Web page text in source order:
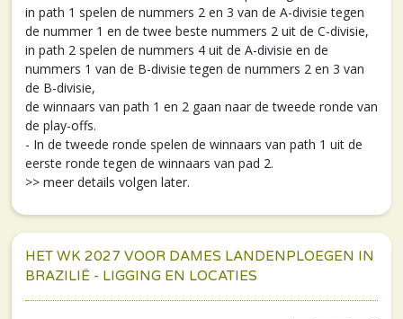
in path 1 spelen de nummers 2 en 3 van de A-divisie tegen
de nummer 1 en de twee beste nummers 2 uit de C-divisie,
in path 2 spelen de nummers 4 uit de A-divisie en de
nummers 1 van de B-divisie tegen de nummers 2 en 3 van
de B-divisie,
de winnaars van path 1 en 2 gaan naar de tweede ronde van
de play-offs.
- In de tweede ronde spelen de winnaars van path 1 uit de
eerste ronde tegen de winnaars van pad 2.
>> meer details volgen later.
HET WK 2027 VOOR DAMES LANDENPLOEGEN IN
BRAZILIË - LIGGING EN LOCATIES